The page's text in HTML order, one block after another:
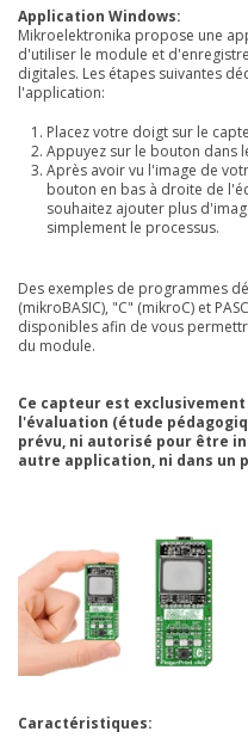
Application Windows:
Mikroelektronika propose une
d'utiliser le module et
digitales. Les étapes suivantes
l'application:
Placez votre doigt sur le
Appuyez sur le bouton dans
Après avoir vu l'image de
bouton en bas à droite de
souhaitez ajouter plus
simplement le processus.
Des exemples de programmes
(mikroBASIC), "C" (mikroC) et
disponibles afin de vous
du module.
Ce capteur est
l'évaluation (étude
prévu, ni autorisé pour être
autre application, ni dans un
Caractéristiques: